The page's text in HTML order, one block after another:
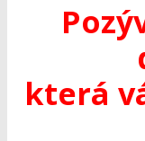
která